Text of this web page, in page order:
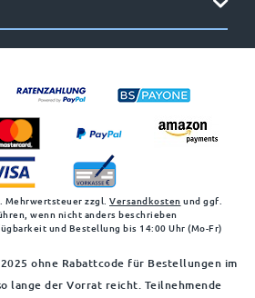
Mehrwertsteuer zzgl. Versandkosten und ggf.
wenn nicht anders beschrieben
und Bestellung bis 14:00 Uhr (Mo-Fr)
ohne Rabattcode für Bestellungen im
lange der Vorrat reicht. Teilnehmende